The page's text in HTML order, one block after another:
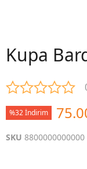
Kupa
%32 İndirim
SKU 8800000000000